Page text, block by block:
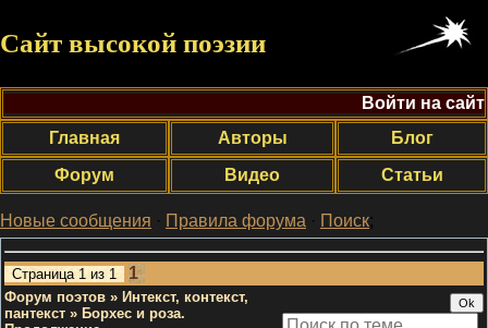
Сайт высокой поэзии
Войти на сайт
Главная
Авторы
Блог
Форум
Видео Статьи
Новые сообщения · Правила форума · Поиск;
Страница 1 из 1 1
Форум поэтов » Интекст, контекст,
пантекст » Борхес и роза.